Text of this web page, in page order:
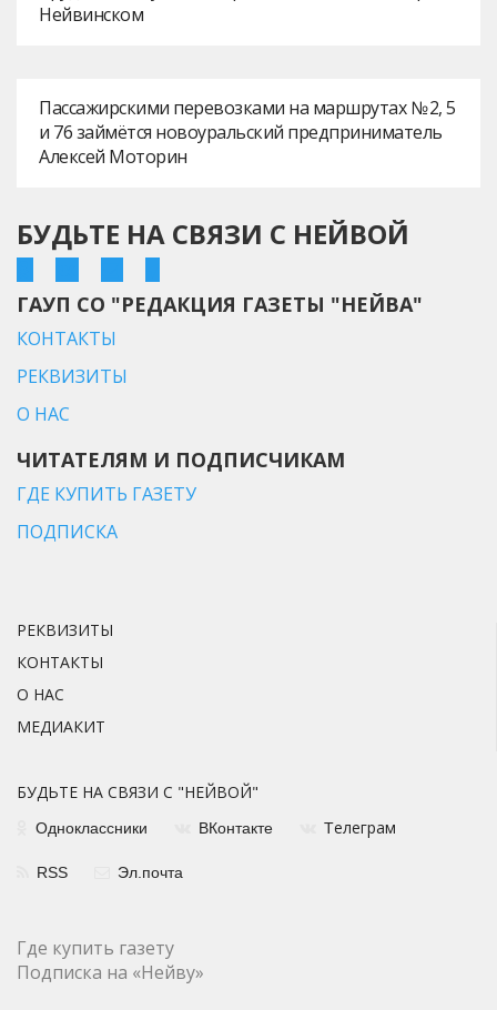
Нейвинском
Пассажирскими перевозками на маршрутах № 2, 5
и 76 займётся новоуральский предприниматель
Алексей Моторин
БУДЬТЕ НА СВЯЗИ С НЕЙВОЙ
ГАУП СО "РЕДАКЦИЯ ГАЗЕТЫ "НЕЙВА"
КОНТАКТЫ
РЕКВИЗИТЫ
О НАС
ЧИТАТЕЛЯМ И ПОДПИСЧИКАМ
ГДЕ КУПИТЬ ГАЗЕТУ
ПОДПИСКА
РЕКВИЗИТЫ
КОНТАКТЫ
О НАС
МЕДИАКИТ
БУДЬТЕ НА СВЯЗИ С "НЕЙВОЙ"
Одноклассники ВКонтакте Телеграм
RSS Эл.почта
Где купить газету
Подписка на «Нейву»